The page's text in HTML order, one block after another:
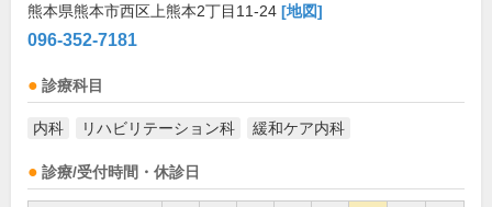
熊本県熊本市西区上熊本2丁目11-24 [地図]
096-352-7181
診療科目
内科 リハビリテーション科 緩和ケア内科
診療/受付時間・休診日